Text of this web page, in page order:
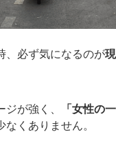
、必ず気になるのが
が強く、 「女性の
くありません。